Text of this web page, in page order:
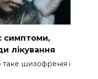
симптоми,
лікування
шизофренія і